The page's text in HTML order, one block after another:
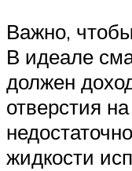
Важно,
В идеале
должен
отверстия
жидкости